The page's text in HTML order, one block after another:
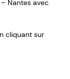
Nantes avec
cliquant sur